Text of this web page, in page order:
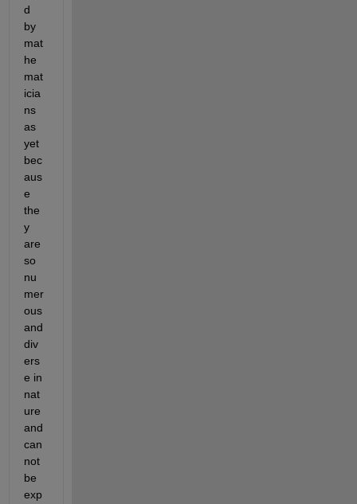
d
by
mat
he
mat
icia
ns
as
yet
bec
aus
e
the
y
are
so
nu
mer
ous
and
div
ers
e in
nat
ure
and
can
not
be
exp